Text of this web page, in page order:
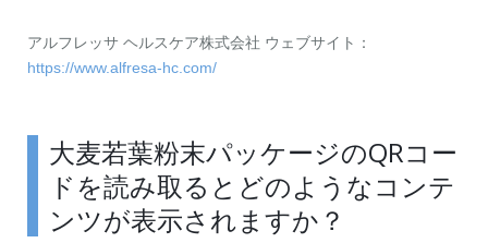
アルフレッサ ヘルスケア株式会社 ウェブサイト：
https://www.alfresa-hc.com/
大麦若葉粉末パッケージのQRコー
ドを読み取るとどのようなコンテ
ンツが表示されますか？